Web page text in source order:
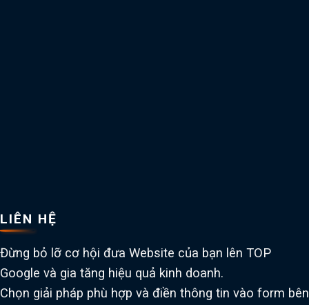
LIÊN HỆ
Đừng bỏ lỡ cơ hội đưa Website của bạn lên TOP
Google và gia tăng hiệu quả kinh doanh.
Chọn giải pháp phù hợp và điền thông tin vào form bên